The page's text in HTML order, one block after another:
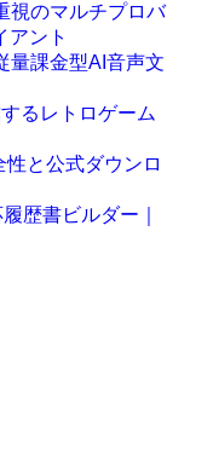
視のマルチプロバ
アント
量課金型AI音声文
るレトロゲーム
と公式ダウンロ
歴書ビルダー｜